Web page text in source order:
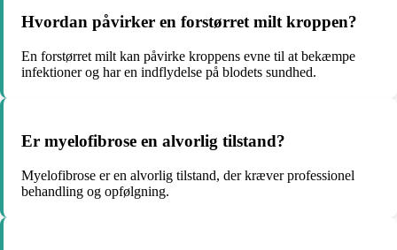
Hvordan påvirker en forstørret milt kroppen?
En forstørret milt kan påvirke kroppens evne til at bekæmpe
infektioner og har en indflydelse på blodets sundhed.
Er myelofibrose en alvorlig tilstand?
Myelofibrose er en alvorlig tilstand, der kræver professionel
behandling og opfølgning.